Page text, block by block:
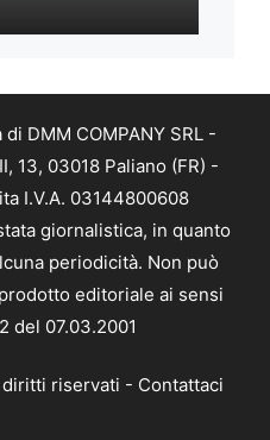
DMM COMPANY SRL -
13, 03018 Paliano (FR) -
I.V.A. 03144800608
giornalistica, in quanto
periodicità. Non può
editoriale ai sensi
del 07.03.2001
riservati - Contattaci